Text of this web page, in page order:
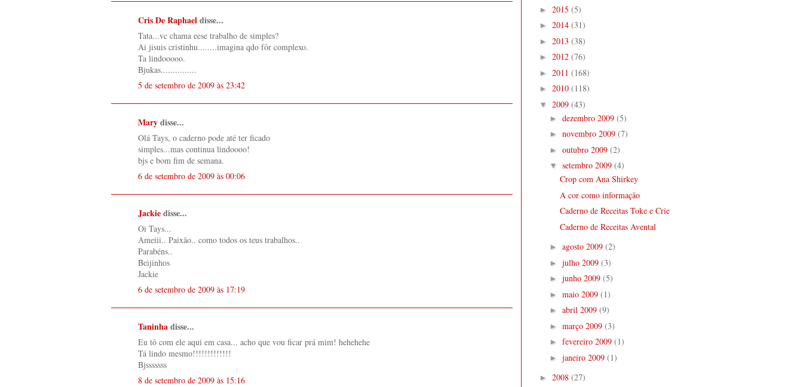
Cris De Raphaeldisse...
Tata...vc chama eese trabalho de simples?
Ai jisuis cristinhu........imagina qdo fôr complexo.
Ta lindooooo.
Bjukas...............
5 de setembro de 2009 às 23:42
Marydisse...
Olá Tays, o caderno pode até ter ficado
simples...mas continua lindoooo!
bjs e bom fim de semana.
6 de setembro de 2009 às 00:06
Jackiedisse...
Oi Tays...
Ameiii.. Paixão.. como todos os teus trabalhos..
Parabéns..
Beijinhos
Jackie
6 de setembro de 2009 às 17:19
Taninhadisse...
Eu tô com ele aqui em casa... acho que vou ficar prá mim! hehehehe
Tá lindo mesmo!!!!!!!!!!!!!
Bjsssssss
8 de setembro de 2009 às 15:16
► 2015 (5)
► 2014 (31)
► 2013 (38)
► 2012 (76)
► 2011 (168)
► 2010 (118)
▼ 2009 (43)
► dezembro 2009 (5)
► novembro 2009 (7)
► outubro 2009 (2)
▼ setembro 2009 (4)
Crop com Ana Shirkey
A cor como informação
Caderno de Receitas Toke e Crie
Caderno de Receitas Avental
► agosto 2009 (2)
► julho 2009 (3)
► junho 2009 (5)
► maio 2009 (1)
► abril 2009 (9)
► março 2009 (3)
► fevereiro 2009 (1)
► janeiro 2009 (1)
► 2008 (27)